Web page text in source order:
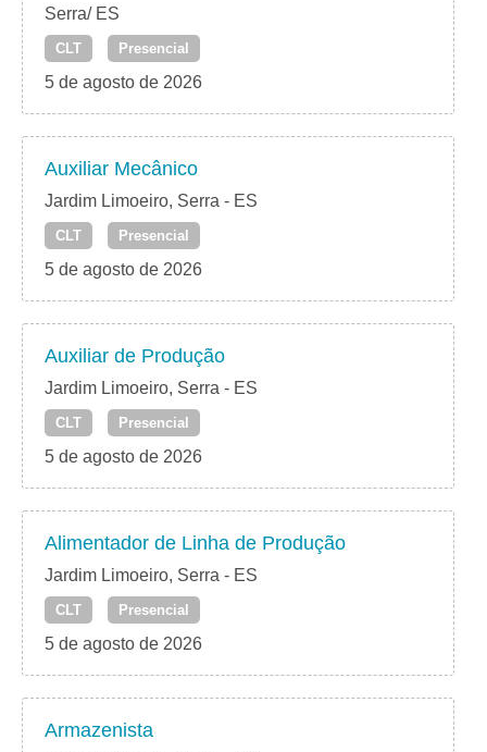
Serra/ ES
CLT Presencial
5 de agosto de 2026
Auxiliar Mecânico
Jardim Limoeiro, Serra - ES
CLT Presencial
5 de agosto de 2026
Auxiliar de Produção
Jardim Limoeiro, Serra - ES
CLT Presencial
5 de agosto de 2026
Alimentador de Linha de Produção
Jardim Limoeiro, Serra - ES
CLT Presencial
5 de agosto de 2026
Armazenista